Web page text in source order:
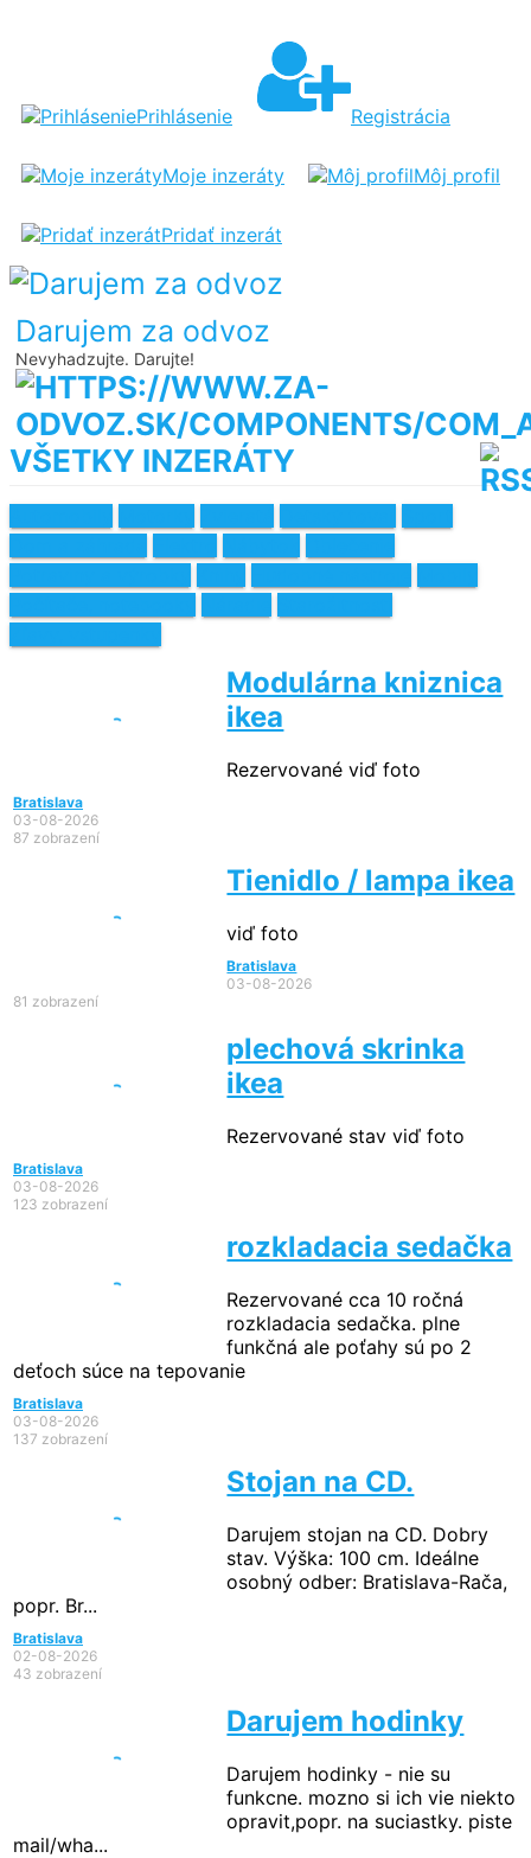
Prihlásenie Registrácia
Moje inzeráty Môj profil
Pridať inzerát
Darujem za odvoz
Nevyhadzujte. Darujte!
VŠETKY INZERÁTY
Modulárna kniznica
ikea
Rezervované viď foto
Bratislava
03-08-2026
87 zobrazení
Tienidlo / lampa ikea
viď foto
Bratislava
03-08-2026
81 zobrazení
plechová skrinka
ikea
Rezervované stav viď foto
Bratislava
03-08-2026
123 zobrazení
rozkladacia sedačka
Rezervované cca 10 ročná
rozkladacia sedačka. plne
funkčná ale poťahy sú po 2
deťoch súce na tepovanie
Bratislava
03-08-2026
137 zobrazení
Stojan na CD.
Darujem stojan na CD. Dobry
stav. Výška: 100 cm. Ideálne
osobný odber: Bratislava-Rača,
popr. Br...
Bratislava
02-08-2026
43 zobrazení
Darujem hodinky
Darujem hodinky - nie su
funkcne. mozno si ich vie niekto
opravit,popr. na suciastky. piste
mail/wha...